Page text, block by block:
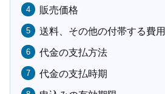
販売価格
送料、その他の付帯する費用
代金の支払方法
代金の支払時期